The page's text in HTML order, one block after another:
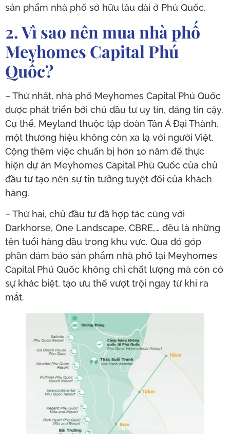
sản phẩm nhà phố sở hữu lâu dài ở Phú Quốc.
2. Vì sao nên mua nhà phố
Meyhomes Capital Phú
Quốc?
– Thứ nhất, nhà phố Meyhomes Capital Phú Quốc
được phát triển bởi chủ đầu tư uy tín, đáng tin cậy.
Cụ thể, Meyland thuộc tập đoàn Tân Á Đại Thành,
một thương hiệu không còn xa lạ với người Việt.
Cộng thêm việc chuẩn bị hơn 10 năm để thực
hiện dự án Meyhomes Capital Phú Quốc của chủ
đầu tư tạo nên sự tin tưởng tuyệt đối của khách
hàng.
– Thứ hai, chủ đầu tư đã hợp tác cùng với
Darkhorse, One Landscape, CBRE,… đều là những
tên tuổi hàng đầu trong khu vực. Qua đó góp
phần đảm bảo sản phẩm nhà phố tại Meyhomes
Capital Phú Quốc không chỉ chất lượng mà còn có
sự khác biệt, tạo ưu thế vượt trội ngay từ khi ra
mắt.